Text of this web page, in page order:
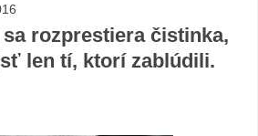
rozprestiera čistinka,
len tí, ktorí zablúdili.